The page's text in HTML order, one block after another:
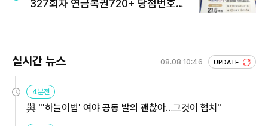
327회차 연금복권720+ 당첨번호조
실시간 뉴스 08.08 10:46 UPDATE
4분전
與 "'하늘이법' 여야 공동 발의 괜찮아…그것이 협치"